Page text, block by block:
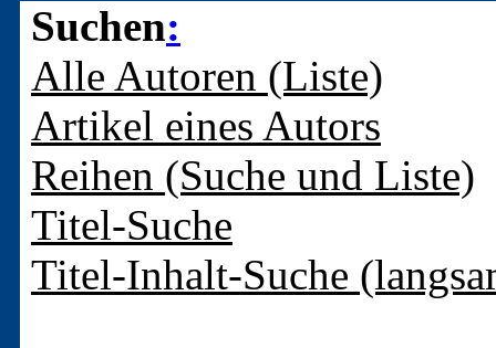
Suchen:
Alle Autoren (Liste)
Artikel eines Autors
Reihen (Suche und Liste)
Titel-Suche
Titel-Inhalt-Suche